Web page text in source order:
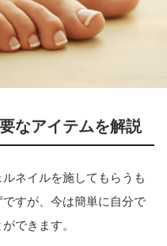
なアイテムを解説
ネイルを施してもらうも
すが、今は簡単に自分で
できます。